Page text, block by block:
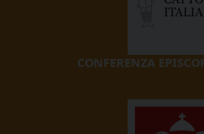
CONFERENZA